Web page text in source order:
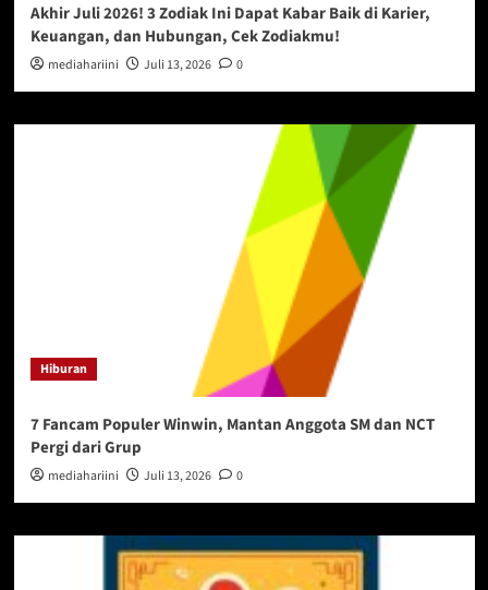
Akhir Juli 2026! 3 Zodiak Ini Dapat Kabar Baik di Karier,
Keuangan, dan Hubungan, Cek Zodiakmu!
mediahariini Juli 13, 2026 0
Hiburan
7 Fancam Populer Winwin, Mantan Anggota SM dan NCT
Pergi dari Grup
mediahariini Juli 13, 2026 0